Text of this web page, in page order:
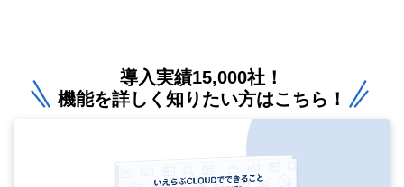
導入実績15,000社！
機能を詳しく知りたい方はこちら！